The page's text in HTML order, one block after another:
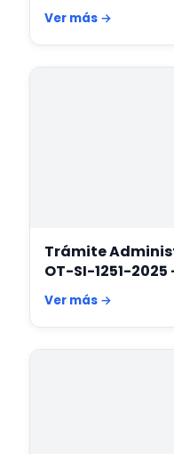
Ver más →
Trámite
OT-SI-1251-
Ver más →